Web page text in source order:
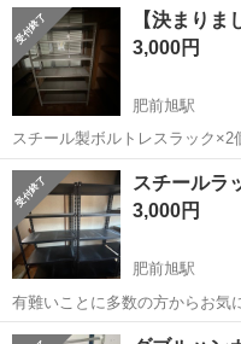
も、何かに使わ れる方いたら宜しくお
場無く外に置いてるので木の部
佐賀 鳥栖市 鳥栖駅
【決まりま
3,000円
肥前旭駅
スチール製ボルトレスラック×2個
トを使わない為工具不要で組立
埃、多少の汚れが付着しております。 神経質な方は御遠慮
ちらでバラしてお渡ししま...
佐賀 鳥栖市
スチールラ
3,000円
肥前旭駅
有難いことに多数の方からお気
で対応が間に合わない為、皆様
佐賀 鳥栖市 肥前旭駅